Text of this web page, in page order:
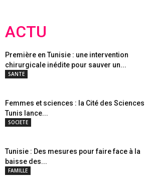
ACTU
Première en Tunisie : une intervention
chirurgicale inédite pour sauver un...
SANTE
Femmes et sciences : la Cité des
Tunis lance...
SOCIETE
Tunisie : Des mesures pour faire face à la
baisse des...
FAMILLE